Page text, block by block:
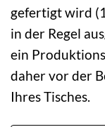
gefertigt wird
in der Regel
ein
daher vor der
Ihres Tisches.